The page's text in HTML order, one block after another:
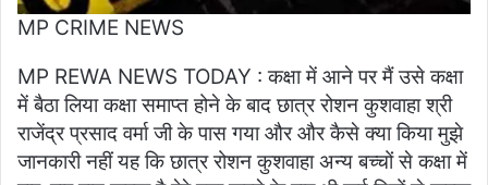
MP CRIME NEWS
MP REWA NEWS TODAY : कक्षा में आने पर मैं उसे कक्षा
में बैठा लिया कक्षा समाप्त होने के बाद छात्र रोशन कुशवाहा श्री
राजेंद्र प्रसाद वर्मा जी के पास गया और और कैसे क्या किया मुझे
जानकारी नहीं यह कि छात्र रोशन कुशवाहा अन्य बच्चों से कक्षा में